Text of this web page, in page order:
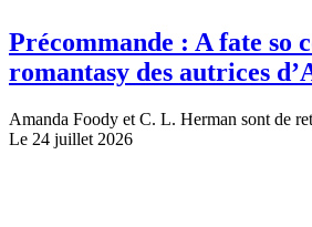
Précommande : A fate so
romantasy des autrices
Amanda Foody et C. L. Herman sont de
Le 24 juillet 2026